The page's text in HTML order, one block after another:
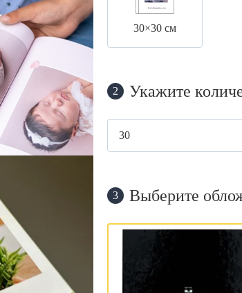
30×30 см
2 Укажите
3 Выберите